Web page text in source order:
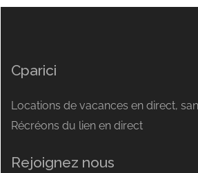
Cparici
Locations de vacances en direct,
Récréons du lien en direct
Rejoignez nous